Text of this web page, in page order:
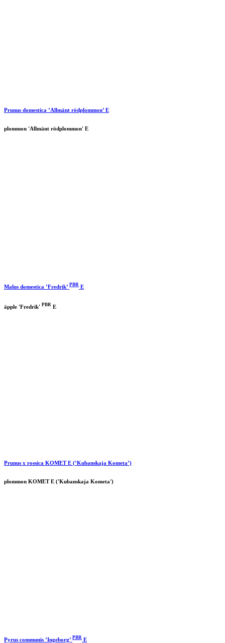
Prunus domestica ’Allmänt rödplommon’ E
plommon 'Allmänt rödplommon' E
Malus domestica ’Fredrik’ PBR E
äpple 'Fredrik' PBR E
Prunus x rossica KOMET E (’Kubanskaja Kometa’)
plommon KOMET E ('Kubanskaja Kometa')
Pyrus communis ’Ingeborg’ PBR E